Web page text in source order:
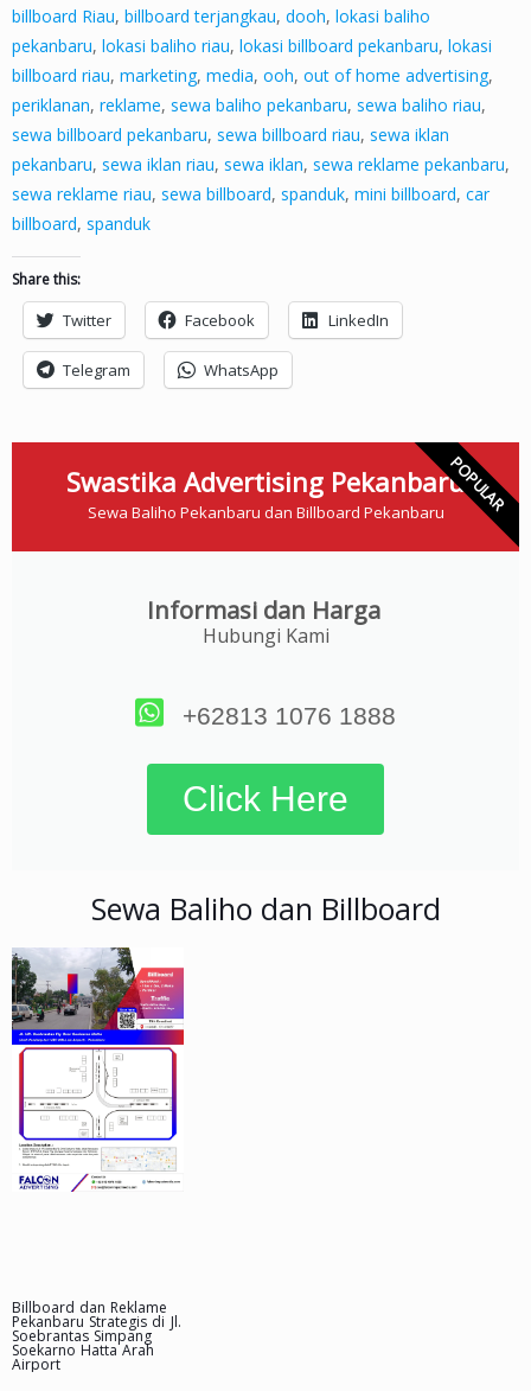
billboard Riau, billboard terjangkau, dooh, lokasi baliho
pekanbaru, lokasi baliho riau, lokasi billboard pekanbaru, lokasi
billboard riau, marketing, media, ooh, out of home advertising,
periklanan, reklame, sewa baliho pekanbaru, sewa baliho riau,
sewa billboard pekanbaru, sewa billboard riau, sewa iklan
pekanbaru, sewa iklan riau, sewa iklan, sewa reklame pekanbaru,
sewa reklame riau, sewa billboard, spanduk, mini billboard, car
billboard, spanduk
Share this:
Twitter Facebook LinkedIn
Telegram WhatsApp
Swastika Advertising Pekanbaru
Sewa Baliho Pekanbaru dan Billboard Pekanbaru
Informasi dan Harga
Hubungi Kami
+62813 1076 1888
Click Here
POPULAR
Sewa Baliho dan Billboard
Billboard dan Reklame
Pekanbaru Strategis di Jl.
Soebrantas Simpang
Soekarno Hatta Arah
Airport